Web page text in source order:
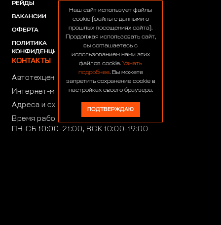
РЕЙДЫ
ВАКАНСИИ
ОФЕРТА
ПОЛИТИКА
КОНФИДЕНЦИАЛЬНОСТИ
ПАРТНЕРЫ
КОНТАКТЫ
Автотехцентр:
Интернет-магазин:+7 (916) 922-44-44
Адреса и схемы проезда
Время работы автотехцентра:
ПН-СБ 10:00-21:00, ВСК 10:00-19:00
Наш сайт использует файлы
cookie (файлы с данными о
прошлых посещениях сайта).
Продолжая использовать сайт,
вы соглашаетесь с
использованием нами этих
файлов cookie. Узнать
подробнее. Вы можете
запретить сохранение cookie в
настройках своего браузера.
ПОДТВЕРЖДАЮ